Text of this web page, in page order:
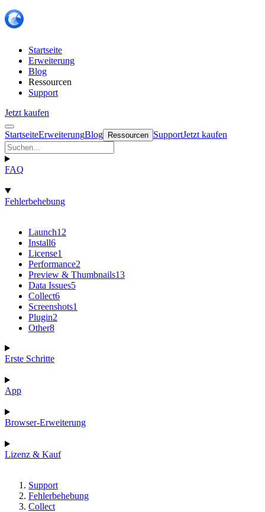
Startseite
Erweiterung
Blog
Ressourcen
Support
Jetzt kaufen
StartseiteErweiterungBlog Ressourcen SupportJetzt kaufen
FAQ
Fehlerbehebung
Launch12
Install6
License1
Performance2
Preview & Thumbnails13
Data Issues5
Collect6
Screenshots1
Plugin2
Other8
Erste Schritte
App
Browser-Erweiterung
Lizenz & Kauf
Support
Fehlerbehebung
Collect